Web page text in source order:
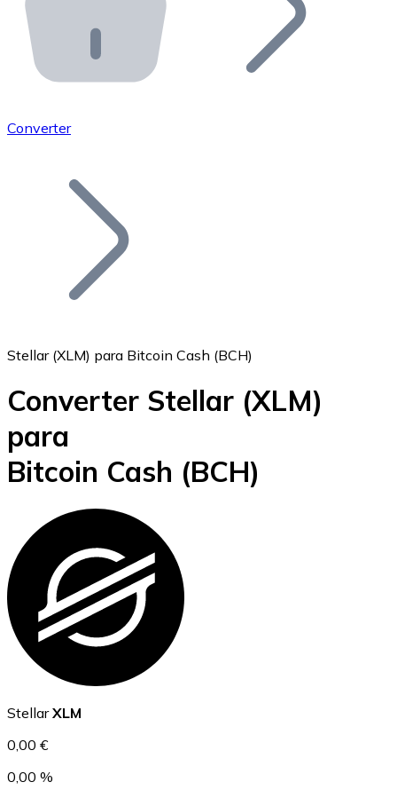
API Bitnovo
Integre nossa API no seu ecossistema.
Junte-se à nossa rede de revendedores e comercialize
Adicione o token do seu projeto ao nosso serviço de
Bitcoin
BTC
Ethereum
ETH
Converter
Stellar (XLM) para Bitcoin Cash (BCH)
Converter Stellar (XLM)
para
Bitcoin Cash (BCH)
Stellar XLM
0,00 €
0,00 %